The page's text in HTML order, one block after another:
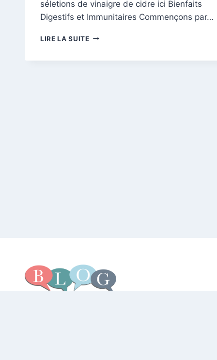
séletions de vinaigre de cidre ici Bienfaits
Digestifs et Immunitaires Commençons par…
LIRE LA SUITELES